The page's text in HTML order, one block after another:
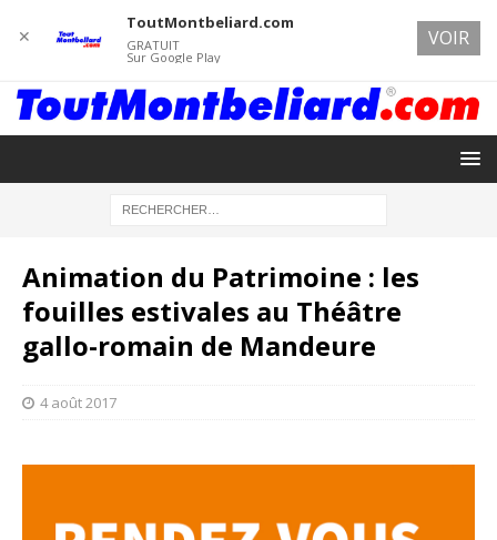
Animation du Patrimoine : les
fouilles estivales au Théâtre
gallo-romain de Mandeure
4 août 2017
✕
ToutMontbeliard.com
GRATUIT
Sur Google Play
VOIR